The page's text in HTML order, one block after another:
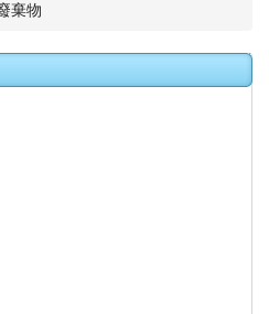
棄物